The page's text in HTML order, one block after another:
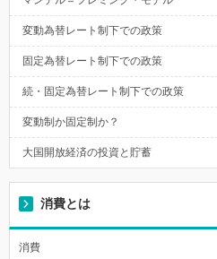
変動為替レート制下での政策
固定為替レート制下での政策
続・固定為替レート制下での政策
変動制か固定制か？
大国開放経済の投資と貯蓄
消費とは
消費